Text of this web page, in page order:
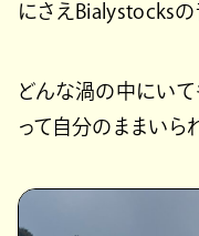
にさえBialystocksの
どんな渦の中にいて
って自分のままいら